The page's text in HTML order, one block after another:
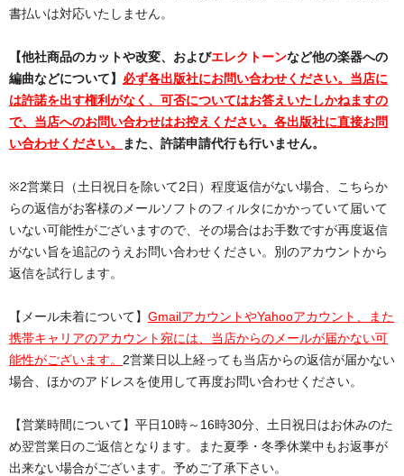
書払いは対応いたしません。
【他社商品のカットや改変、およびエレクトーンなど他の楽器への
編曲などについて】 必ず各出版社にお問い合わせください。当店に
は許諾を出す権利がなく、可否についてはお答えいたしかねますの
で、当店へのお問い合わせはお控えください。各出版社に直接お問
い合わせください。
また、許諾申請代行も行いません。
※2営業日（土日祝日を除いて2日）程度返信がない場合、こちらか
らの返信がお客様のメールソフトのフィルタにかかっていて届いて
いない可能性がございますので、その場合はお手数ですが再度返信
がない旨を追記のうえお問い合わせください。別のアカウントから
返信を試行します。
【メール未着について】 GmailアカウントやYahooアカウント、また
携帯キャリアのアカウント宛には、当店からのメールが届かない可
能性がございます。 2営業日以上経っても当店からの返信が届かない
場合、ほかのアドレスを使用して再度お問い合わせください。
【営業時間について】平日10時～16時30分、土日祝日はお休みのた
め翌営業日のご返信となります。また夏季・冬季休業中もお返事が
出来ない場合がございます。予めご了承下さい。